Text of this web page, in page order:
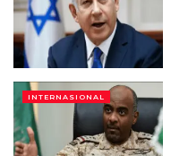
INTERNASIONAL